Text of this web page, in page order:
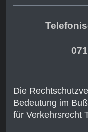
Die
Bedeutung im
für Verkehrsrecht